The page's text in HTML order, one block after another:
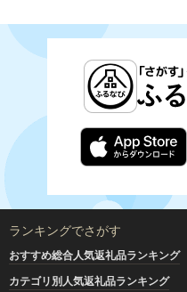
ランキングでさがす
おすすめ総合人気返礼品ランキング
カテゴリ別人気返礼品ランキング